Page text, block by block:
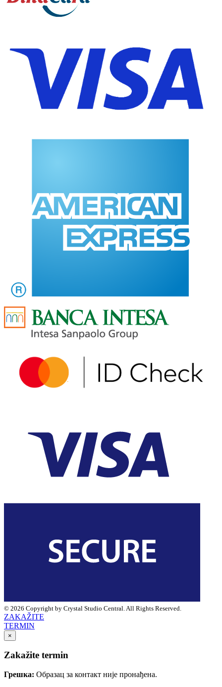
© 2026 Copyright by Crystal Studio Central. All Rights Reserved.
ZAKAŽITE
TERMIN
×
Zakažite termin
Грешка: Образац за контакт није пронађена.